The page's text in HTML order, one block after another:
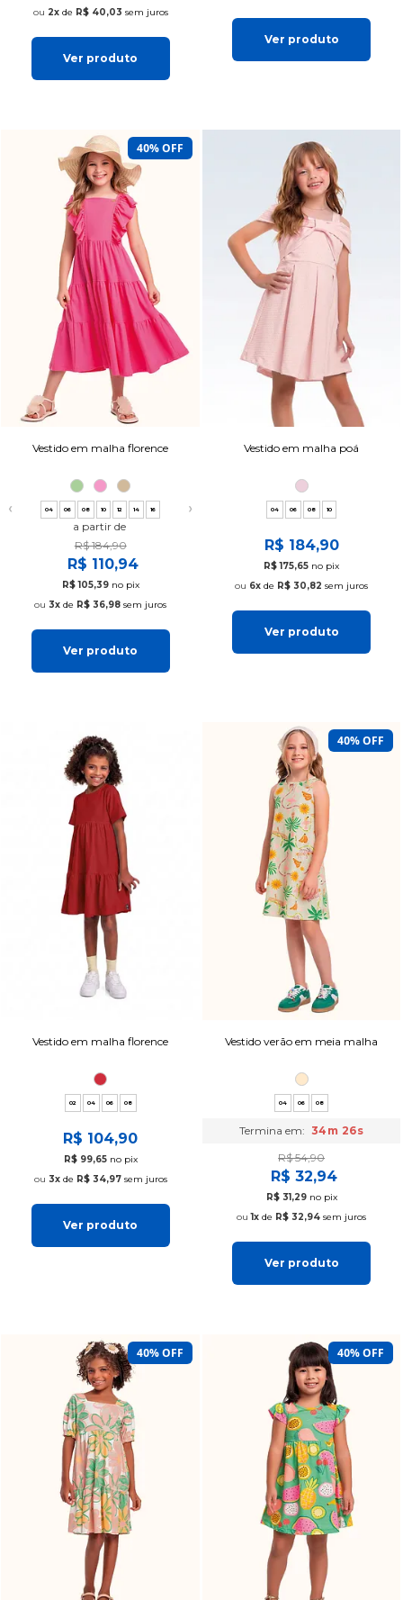
2xde R$ 40,03 sem juros
Ver produto
Ver produto
40% OFF
Vestido em malha florence
❮ 04 06 08 10 12 14 16 ❯
a partir de
R$ 184,90
R$ 110,94
R$ 105,39 no pix
3x de R$ 36,98 sem juros
Ver produto
Vestido em malha poá
04 06 08 10
R$ 184,90
R$ 175,65 no pix
6x de R$ 30,82 sem juros
Ver produto
Vestido em malha florence
02 04 06 08
R$ 104,90
R$ 99,65 no pix
3xde R$ 34,97sem juros
Ver produto
40% OFF
Vestido verão em meia malha
04 06 08
Termina em: 34m 25s
R$ 54,90
R$ 32,94
R$ 31,29 no pix
1x de R$ 32,94 sem juros
Ver produto
40% OFF 40% OFF